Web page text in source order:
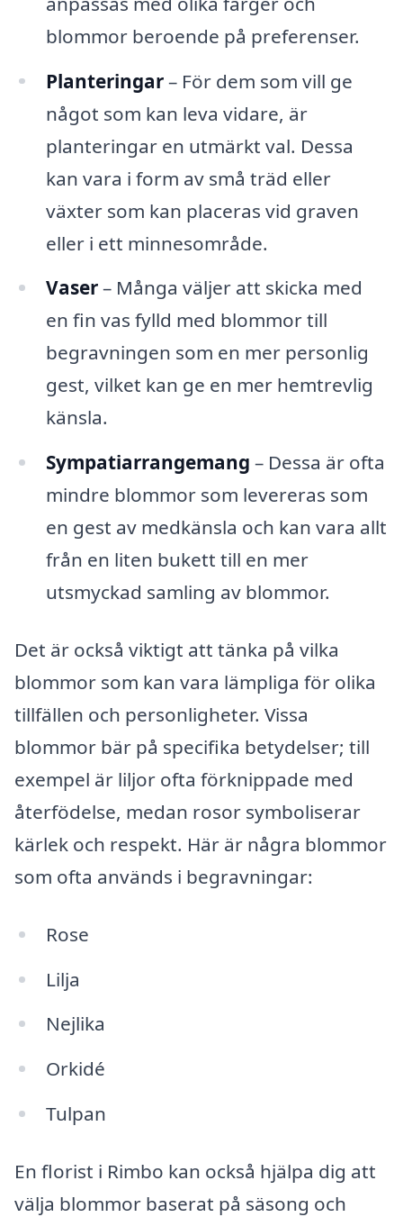
blommor beroende på preferenser.
Planteringar– För dem som vill ge
något som kan leva vidare, är
planteringar en utmärkt val. Dessa
kan vara i form av små träd eller
växter som kan placeras vid graven
eller i ett minnesområde.
Vaser– Många väljer att skicka med
en fin vas fylld med blommor till
begravningen som en mer personlig
gest, vilket kan ge en mer hemtrevlig
känsla.
Sympatiarrangemang – Dessa är ofta
mindre blommor som levereras som
en gest av medkänsla och kan vara allt
från en liten bukett till en mer
utsmyckad samling av blommor.
Det är också viktigt att tänka på vilka
blommor som kan vara lämpliga för olika
tillfällen och personligheter. Vissa
blommor bär på specifika betydelser; till
exempel är liljor ofta förknippade med
återfödelse, medan rosor symboliserar
kärlek och respekt. Här är några blommor
som ofta används i begravningar:
Rose
Lilja
Nejlika
Orkidé
Tulpan
En florist i Rimbo kan också hjälpa dig att
välja blommor baserat på säsong och